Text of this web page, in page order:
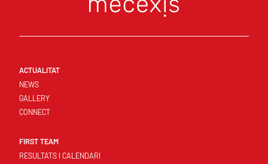
ACTUALITAT
NEWS
GALLERY
CONNECT
FIRST TEAM
RESULTATS I CALENDARI